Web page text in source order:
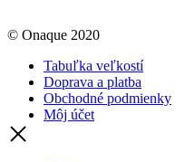
© Onaque 2020
Tabuľka veľkostí
Doprava a platba
Obchodné podmienky
Môj účet